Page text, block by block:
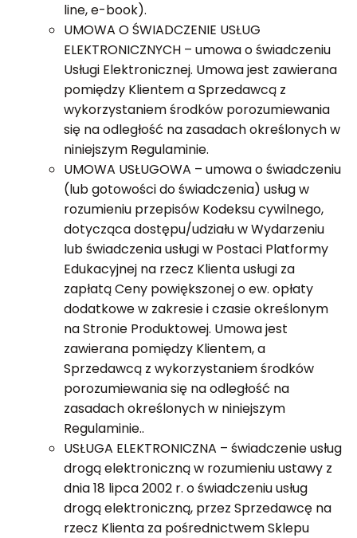
line, e-book).
UMOWA O ŚWIADCZENIE USŁUG
ELEKTRONICZNYCH – umowa o świadczeniu
Usługi Elektronicznej. Umowa jest zawierana
pomiędzy Klientem a Sprzedawcą z
wykorzystaniem środków porozumiewania
się na odległość na zasadach określonych w
niniejszym Regulaminie.
UMOWA USŁUGOWA – umowa o świadczeniu
(lub gotowości do świadczenia) usług w
rozumieniu przepisów Kodeksu cywilnego,
dotycząca dostępu/udziału w Wydarzeniu
lub świadczenia usługi w Postaci Platformy
Edukacyjnej na rzecz Klienta usługi za
zapłatą Ceny powiększonej o ew. opłaty
dodatkowe w zakresie i czasie określonym
na Stronie Produktowej. Umowa jest
zawierana pomiędzy Klientem, a
Sprzedawcą z wykorzystaniem środków
porozumiewania się na odległość na
zasadach określonych w niniejszym
Regulaminie..
USŁUGA ELEKTRONICZNA – świadczenie usług
drogą elektroniczną w rozumieniu ustawy z
dnia 18 lipca 2002 r. o świadczeniu usług
drogą elektroniczną, przez Sprzedawcę na
rzecz Klienta za pośrednictwem Sklepu